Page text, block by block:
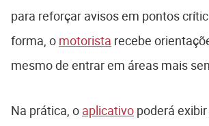
para reforçar avisos em pontos
forma, o motorista recebe
mesmo de entrar em áreas mais
Na prática, o aplicativo poderá